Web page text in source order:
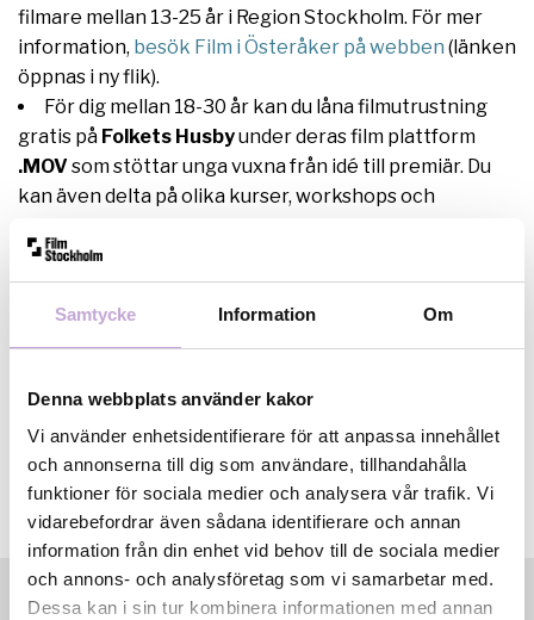
Samtycke Information Om
Denna webbplats använder kakor
Vi använder enhetsidentifierare för att anpassa innehållet
och annonserna till dig som användare, tillhandahålla
funktioner för sociala medier och analysera vår trafik. Vi
vidarebefordrar även sådana identifierare och annan
information från din enhet vid behov till de sociala medier
och annons- och analysföretag som vi samarbetar med.
Dessa kan i sin tur kombinera informationen med annan
filmare mellan 13-25 år i Region Stockholm. För mer
information, besök Film i Österåker på webben (länken
öppnas i ny flik).
För dig mellan 18-30 år kan du låna filmutrustning
gratis på Folkets Husbyunder deras film plattform
.MOVsom stöttar unga vuxna från idé till premiär. Du
kan även delta på olika kurser, workshops och
Kontakta Daniel Perez Peric genom
daniel@folketshusby.seeller via telefon 070-0666455
Om du är mellan 13 och 30 år kan du få låna
filmutrustning gratis avABF Stockholm. Enda kravet
en studiecirkel kring ert filmskapande. Kontakta
Minna Bolin påminna.bolin@abf.seför att anmäla
intresse och för att få veta mer.